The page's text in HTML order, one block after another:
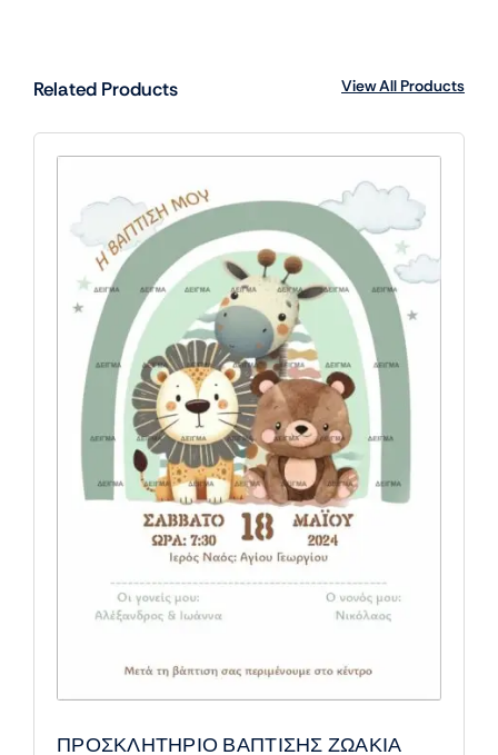
Related Products View All Products
ΠΡΟΣΚΛΗΤΗΡΙΟ ΒΑΠΤΙΣΗΣ ΖΩΑΚΙΑ